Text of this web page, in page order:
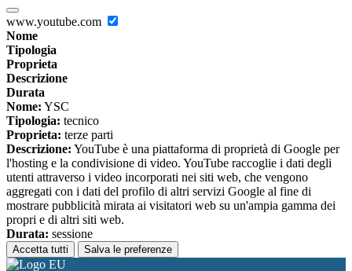
www.youtube.com
Nome
Tipologia
Proprieta
Descrizione
Durata
Nome: YSC
Tipologia: tecnico
Proprieta: terze parti
Descrizione: YouTube è una piattaforma di proprietà di Google per
l'hosting e la condivisione di video. YouTube raccoglie i dati degli
utenti attraverso i video incorporati nei siti web, che vengono
aggregati con i dati del profilo di altri servizi Google al fine di
mostrare pubblicità mirata ai visitatori web su un'ampia gamma dei
propri e di altri siti web.
Durata: sessione
Accetta tutti Salva le preferenze